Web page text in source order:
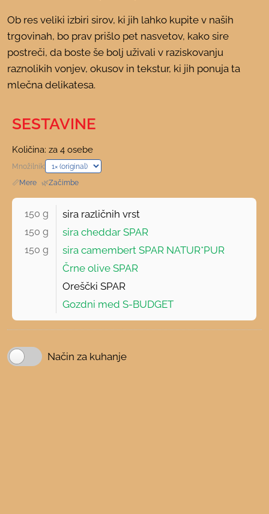
Ob res veliki izbiri sirov, ki jih lahko kupite v naših
trgovinah, bo prav prišlo pet nasvetov, kako sire
postreči, da boste še bolj uživali v raziskovanju
raznolikih vonjev, okusov in tekstur, ki jih ponuja ta
mlečna delikatesa.
SESTAVINE
Količina: za 4 osebe
Množilnik:
📏Mere · 🌿Začimbe
150 g sira različnih vrst
150 g sira cheddar SPAR
150 g
sira camembert SPAR NATUR*PUR
Črne olive SPAR
Oreščki SPAR
Gozdni med S-BUDGET
Način za kuhanje